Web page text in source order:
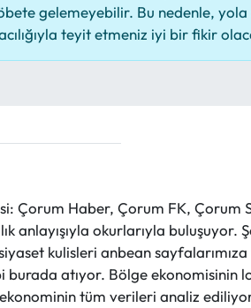
gelemeyebilir. Bu nedenle, yola
teyit etmeniz iyi bir fikir
Çorum Haber, Çorum FK, Çorum
anlayışıyla okurlarıyla
kulisleri anbean sayfalarımıza
atıyor. Bölge ekonomisinin
tüm verileri analiz